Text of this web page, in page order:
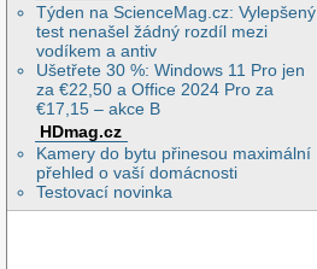
Týden na ScienceMag.cz: Vylepšený
test nenašel žádný rozdíl mezi
vodíkem a antiv
Ušetřete 30 %: Windows 11 Pro jen
za €22,50 a Office 2024 Pro za
€17,15 – akce B
HDmag.cz
Kamery do bytu přinesou maximální
přehled o vaší domácnosti
Testovací novinka